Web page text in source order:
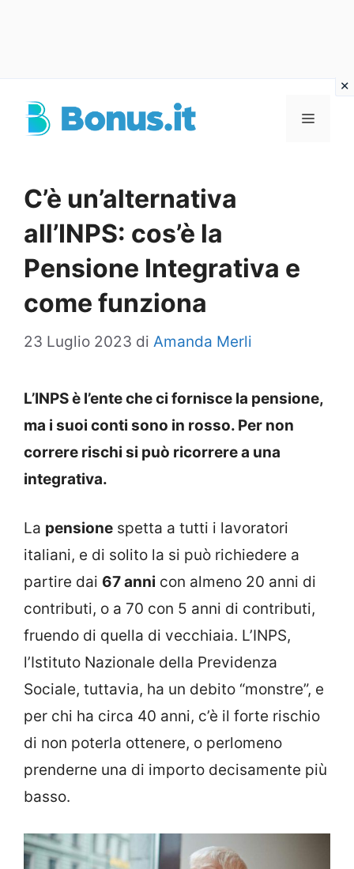
Menu
C’è un’alternativa
all’INPS: cos’è la
Pensione Integrativa e
come funziona
23 Luglio 2023 di Amanda Merli
L’INPS è l’ente che ci fornisce la pensione,
ma i suoi conti sono in rosso. Per non
correre rischi si può ricorrere a una
integrativa.
La pensione spetta a tutti i lavoratori
italiani, e di solito la si può richiedere a
partire dai 67 anni con almeno 20 anni di
contributi, o a 70 con 5 anni di contributi,
fruendo di quella di vecchiaia. L’INPS,
l’Istituto Nazionale della Previdenza
Sociale, tuttavia, ha un debito “monstre”, e
per chi ha circa 40 anni, c’è il forte rischio
di non poterla ottenere, o perlomeno
prenderne una di importo decisamente più
basso.